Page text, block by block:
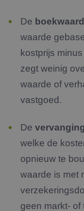
De
waarde
kostprijs
zegt weinig
waarde of
vastgoed.
De
welke de
opnieuw te
waarde is met
geen markt- of